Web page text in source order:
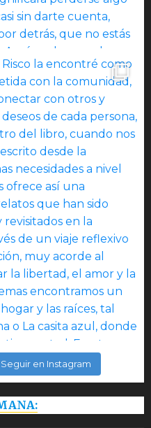
Seguir en Instagram